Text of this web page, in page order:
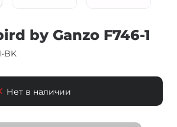
by Ganzo F746-1
BK
Нет в наличии